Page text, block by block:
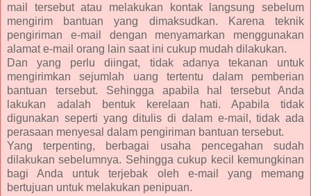
mail tersebut atau melakukan kontak langsung sebelum
mengirim bantuan yang dimaksudkan. Karena teknik
pengiriman e-mail dengan menyamarkan menggunakan
alamat e-mail orang lain saat ini cukup mudah dilakukan.
Dan yang perlu diingat, tidak adanya tekanan untuk
mengirimkan sejumlah uang tertentu dalam pemberian
bantuan tersebut. Sehingga apabila hal tersebut Anda
lakukan adalah bentuk kerelaan hati. Apabila tidak
digunakan seperti yang ditulis di dalam e-mail, tidak ada
perasaan menyesal dalam pengiriman bantuan tersebut.
Yang terpenting, berbagai usaha pencegahan sudah
dilakukan sebelumnya. Sehingga cukup kecil kemungkinan
bagi Anda untuk terjebak oleh e-mail yang memang
bertujuan untuk melakukan penipuan.